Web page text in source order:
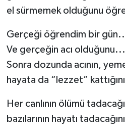
el sürmemek olduğunu
Gerçeği öğrendim bir
Ve gerçeğin acı olduğunu...
Sonra dozunda acının,
hayata da “lezzet”
Her canlının ölümü
bazılarının hayatı